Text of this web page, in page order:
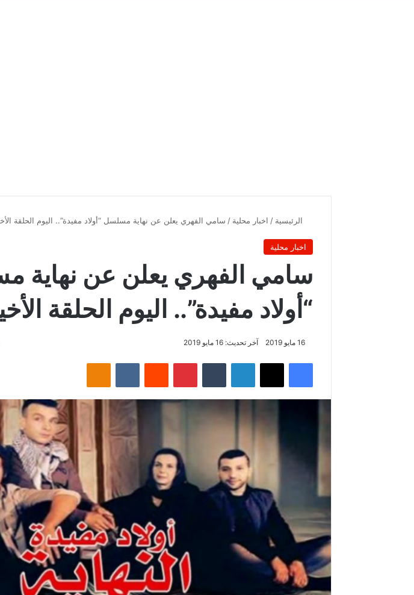
الرئيسية / اخبار محلية / سامي الفهري يعلن عن نهاية مسلسل “أولاد مفيدة”.. اليوم الحلقة
اخبار محلية
سامي الفهري يعلن عن نهاية
“أولاد مفيدة”.. اليوم الحلقة
16 مايو 2019 آخر تحديث: 16 مايو 2019
فيسبوك لينكدإن بينتيريست